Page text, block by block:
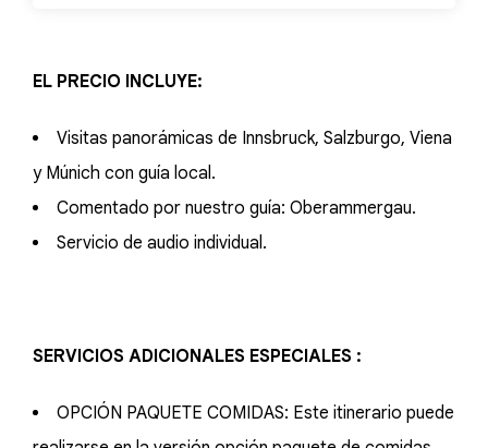
EL PRECIO INCLUYE:
Visitas panorámicas de Innsbruck, Salzburgo, Viena
y Múnich con guía local.
Comentado por nuestro guía: Oberammergau.
Servicio de audio individual.
SERVICIOS ADICIONALES ESPECIALES :
OPCIÓN PAQUETE COMIDAS: Este itinerario puede